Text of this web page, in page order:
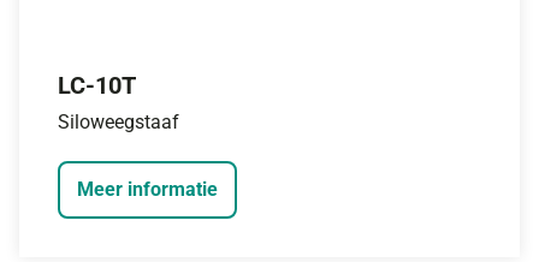
LC-10T
Siloweegstaaf
Meer informatie